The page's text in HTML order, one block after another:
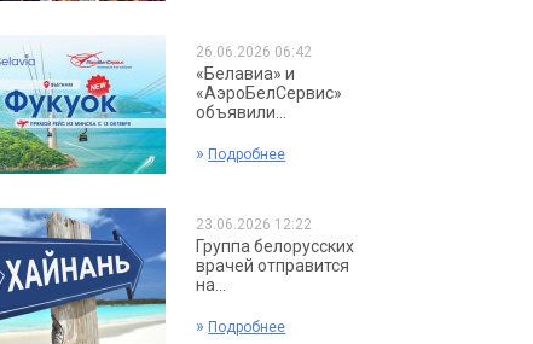
26.06.2026 06:42
«Белавиа» и
«АэроБелСервис»
объявили...
» Подробнее
23.06.2026 12:22
Группа белорусских
врачей отправится
на...
» Подробнее